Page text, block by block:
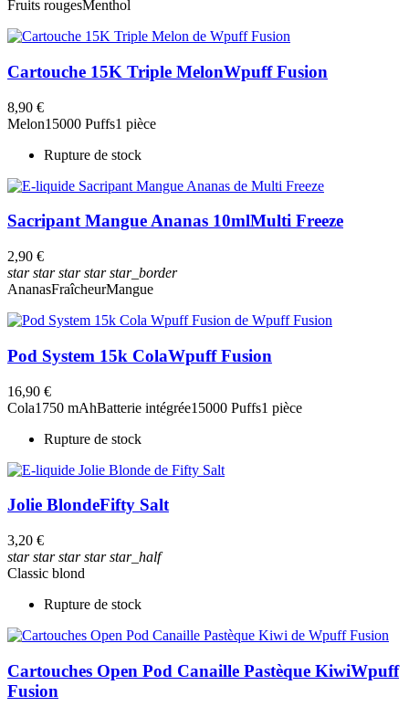
Fruits rougesMenthol
Cartouche 15K Triple MelonWpuff Fusion
8,90 €
Melon15000 Puffs1 pièce
Rupture de stock
Sacripant Mangue Ananas 10mlMulti Freeze
2,90 €
starstarstarstarstar_border
AnanasFraîcheurMangue
Pod System 15k ColaWpuff Fusion
16,90 €
Cola1750 mAhBatterie intégrée15000 Puffs1 pièce
Rupture de stock
Jolie BlondeFifty Salt
3,20 €
starstarstarstarstar_half
Classic blond
Rupture de stock
Cartouches Open Pod Canaille Pastèque KiwiWpuff
Fusion